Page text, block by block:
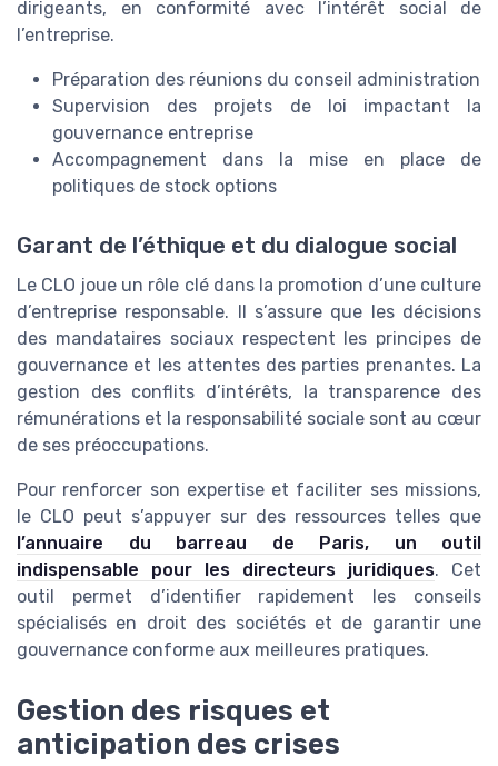
dirigeants, en conformité avec l’intérêt social de
l’entreprise.
Préparation des réunions du conseil administration
Supervision des projets de loi impactant la
gouvernance entreprise
Accompagnement dans la mise en place de
politiques de stock options
Garant de l’éthique et du dialogue social
Le CLO joue un rôle clé dans la promotion d’une culture
d’entreprise responsable. Il s’assure que les décisions
des mandataires sociaux respectent les principes de
gouvernance et les attentes des parties prenantes. La
gestion des conflits d’intérêts, la transparence des
rémunérations et la responsabilité sociale sont au cœur
de ses préoccupations.
Pour renforcer son expertise et faciliter ses missions,
le CLO peut s’appuyer sur des ressources telles que
l’annuaire du barreau de Paris, un outil
indispensable pour les directeurs juridiques. Cet
outil permet d’identifier rapidement les conseils
spécialisés en droit des sociétés et de garantir une
gouvernance conforme aux meilleures pratiques.
Gestion des risques et
anticipation des crises